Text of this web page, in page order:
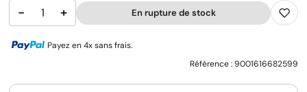
− + En rupture de stock
Payez en 4x sans frais.
Référence :9001616682599